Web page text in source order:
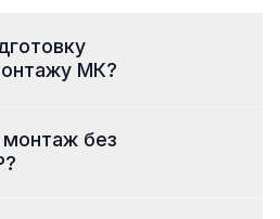
МК?
без